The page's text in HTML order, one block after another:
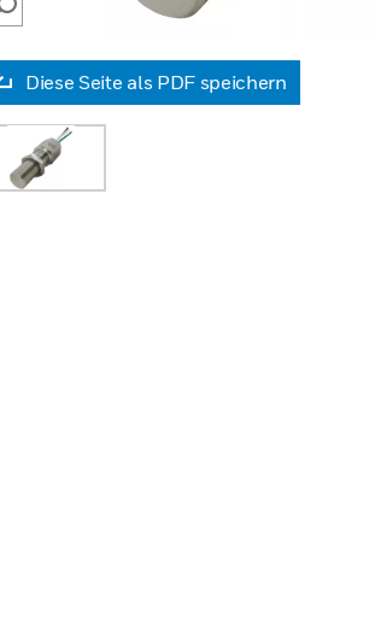
SEARCH
Diese Seite als PDF speichern